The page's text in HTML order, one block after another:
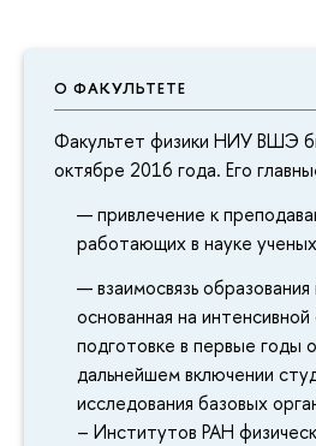
О ФАКУЛЬТЕТЕ
Факультет физики НИУ ВШЭ
октябре 2016 года. Его
привлечение к
работающих в науке
взаимосвязь образования
основанная на
подготовке в первые годы
дальнейшем включении
исследования базовых
– Институтов РАН